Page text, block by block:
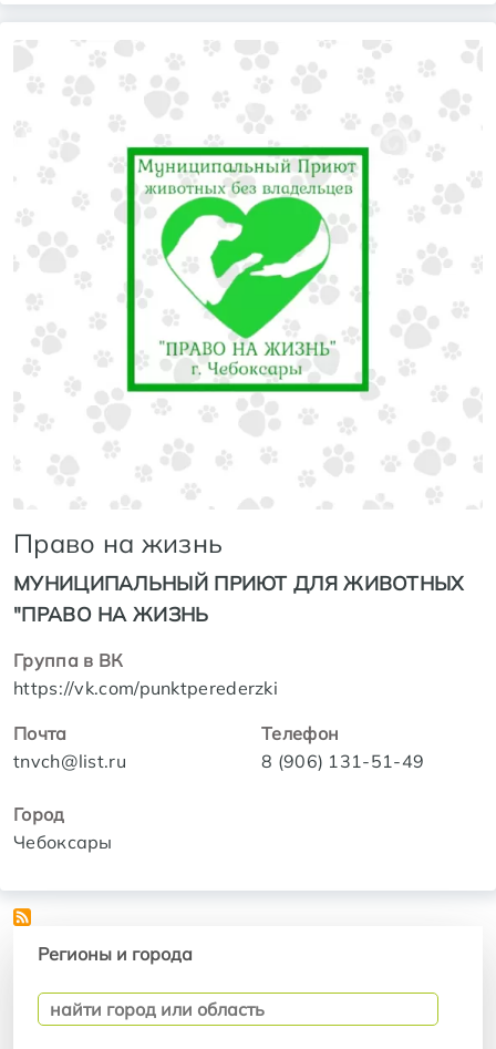
Право на жизнь
МУНИЦИПАЛЬНЫЙ ПРИЮТ ДЛЯ ЖИВОТНЫХ
"ПРАВО НА ЖИЗНЬ
Группа в ВК
https://vk.com/punktperederzki
Почта
tnvch@list.ru
Телефон
8 (906) 131-51-49
Город
Чебоксары
Регионы и города